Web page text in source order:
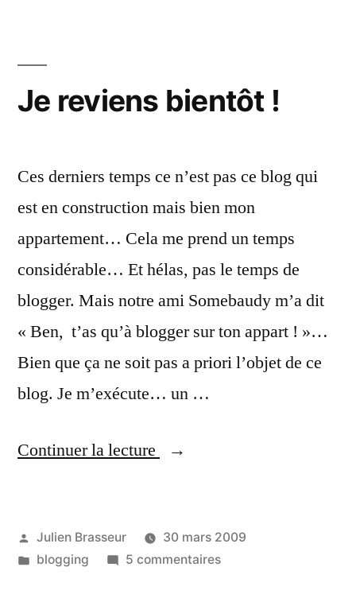
1)
Je reviens bientôt !
Ces derniers temps ce n’est pas ce blog qui
est en construction mais bien mon
appartement… Cela me prend un temps
considérable… Et hélas, pas le temps de
blogger. Mais notre ami Somebaudy m’a dit
« Ben, t’as qu’à blogger sur ton appart ! »…
Bien que ça ne soit pas a priori l’objet de ce
blog. Je m’exécute… un …
Continuer la lecture
« Je
! »
Publié
par
Julien Brasseur
30 mars 2009
Publié
blogging 5 commentairessur